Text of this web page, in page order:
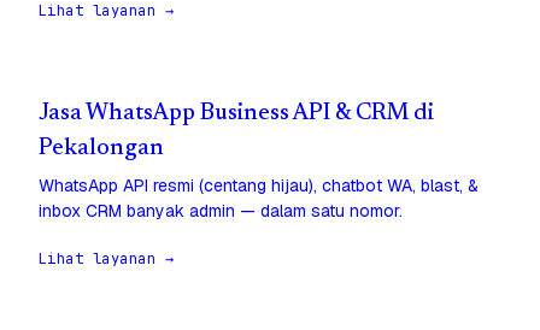
Lihat layanan →
Jasa WhatsApp Business API & CRM di
Pekalongan
WhatsApp API resmi (centang hijau), chatbot WA, blast, &
inbox CRM banyak admin — dalam satu nomor.
Lihat layanan →